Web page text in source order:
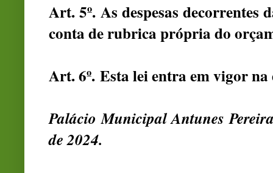
Art. 5º. As despesas decorrentes
conta de rubrica própria do
Art. 6º. Esta lei entra em vigor
Palácio Municipal Antunes
de 2024.